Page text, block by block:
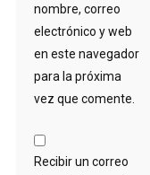
nombre, correo
electrónico y web
en este navegador
para la próxima
vez que comente.
Recibir un correo